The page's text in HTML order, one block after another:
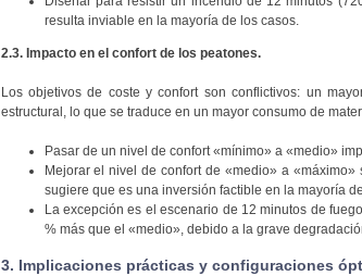
resulta inviable en la mayoría de los casos.
2.3. Impacto en el confort de los peatones.
Los objetivos de coste y confort son conflictivos: un
estructural, lo que se traduce en un mayor consumo de
Pasar de un nivel de confort «mínimo» a «medio»
Mejorar el nivel de confort de «medio» a
sugiere que es una inversión factible en la mayoría
La excepción es el escenario de 12 minutos de
% más que el «medio», debido a la grave
3. Implicaciones prácticas y configuraciones